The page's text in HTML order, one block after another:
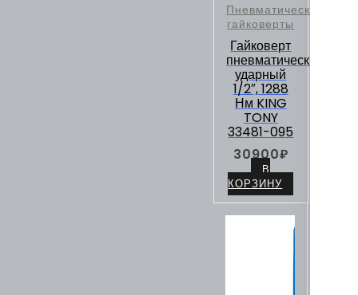
Пневматические
гайковерты
Гайковерт
пневматический
ударный
1/2″, 1288
Нм KING
TONY
33481-095
30900₽
В
КОРЗИНУ